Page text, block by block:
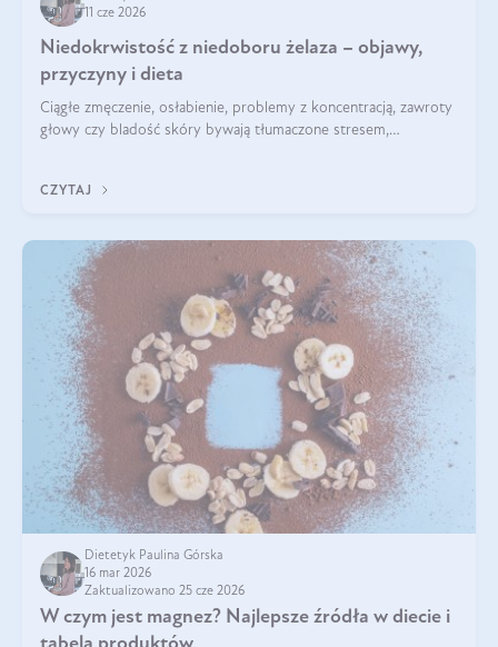
11 cze 2026
Niedokrwistość z niedoboru żelaza – objawy,
przyczyny i dieta
Ciągłe zmęczenie, osłabienie, problemy z koncentracją, zawroty
głowy czy bladość skóry bywają tłumaczone stresem,
CZYTAJ
Dietetyk Paulina Górska
16 mar 2026
Zaktualizowano 25 cze 2026
W czym jest magnez? Najlepsze źródła w diecie i